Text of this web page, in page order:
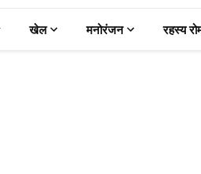
खेल मनोरंजन रहस्य